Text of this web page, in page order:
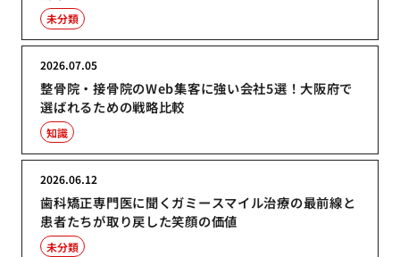
未分類
整骨院・接骨院のWeb集客に強い会社5選！大阪府で
選ばれるための戦略比較
2026.07.05
知識
歯科矯正専門医に聞くガミースマイル治療の最前線と
患者たちが取り戻した笑顔の価値
2026.06.12
未分類